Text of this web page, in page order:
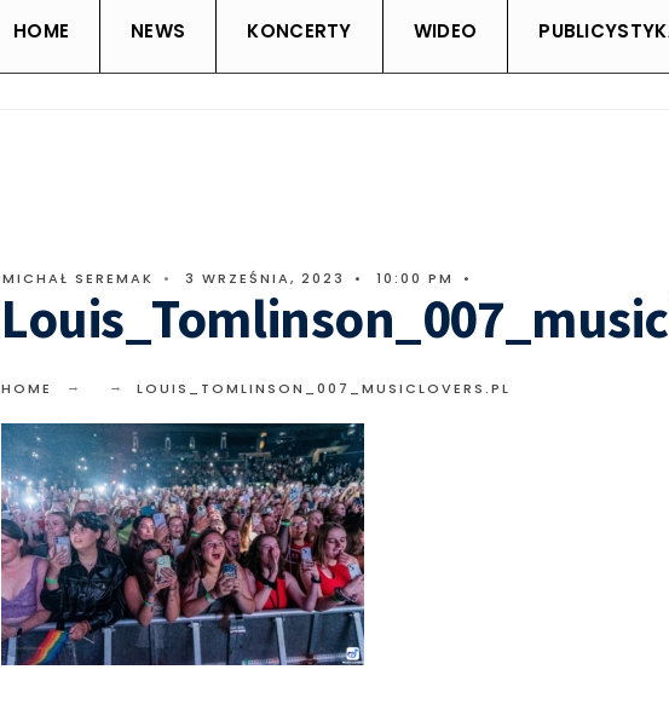
HOME NEWS KONCERTY WIDEO
MICHAŁ SEREMAK • 3 WRZEŚNIA, 2023 • 10:00 PM •
HOME LOUIS_TOMLINSON_007_MUSICLOVERS.PL